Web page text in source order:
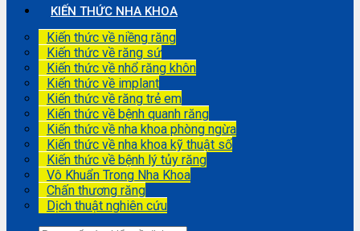
KIẾN THỨC NHA KHOA
Kiến thức về niềng răng
Kiến thức về răng sứ
Kiến thức về nhổ răng khôn
Kiến thức về implant
Kiến thức về răng trẻ em
Kiến thức về bệnh quanh răng
Kiến thức về nha khoa phòng ngừa
Kiến thức về nha khoa kỹ thuật số
Kiến thức về bệnh lý tủy răng
Vô Khuẩn Trong Nha Khoa
Chấn thương răng
Dịch thuật nghiên cứu